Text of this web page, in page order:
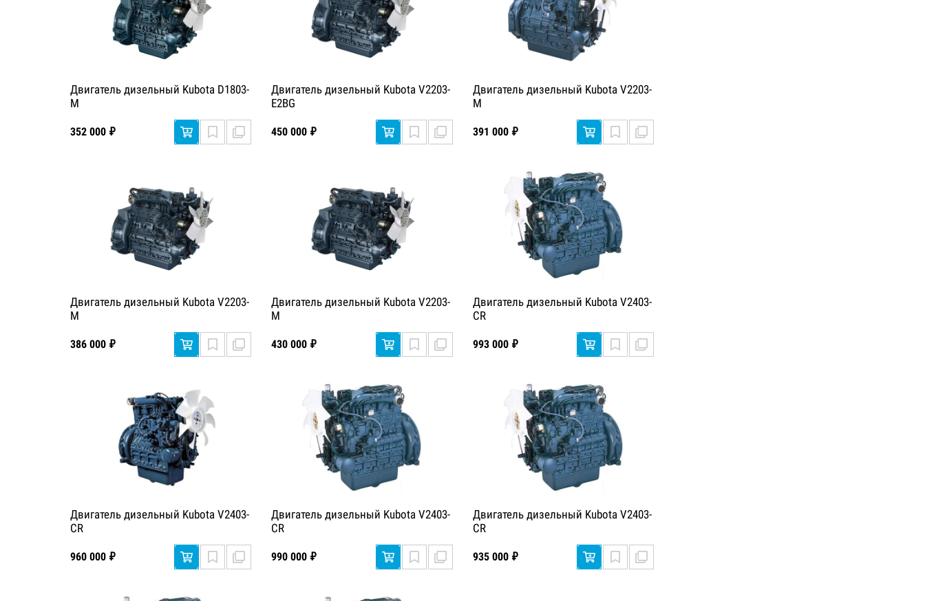
Двигатель дизельный Kubota D1803-
M
352 000 ₽
Двигатель дизельный Kubota V2203-
E2BG
450 000 ₽
Двигатель дизельный Kubota V2203-
M
391 000 ₽
Двигатель дизельный Kubota V2203-
M
386 000 ₽
Двигатель дизельный Kubota V2203-
M
430 000 ₽
Двигатель дизельный Kubota V2403-
CR
993 000 ₽
Двигатель дизельный Kubota V2403-
CR
960 000 ₽
Двигатель дизельный Kubota V2403-
CR
990 000 ₽
Двигатель дизельный Kubota V2403-
CR
935 000 ₽